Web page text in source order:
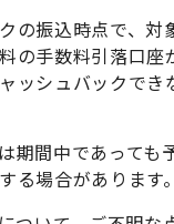
の振込時点で、対
の手数料引落口座
ッシュバックでき
期間中であっても
る場合があります。